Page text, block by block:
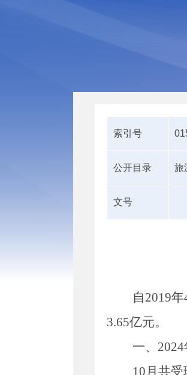
索引号
公开目录 旅
文号
自2019年
3.65亿元。
一、 2024
10月共